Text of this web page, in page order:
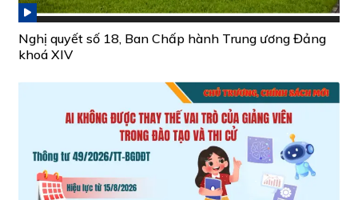
Nghị quyết số 18, Ban Chấp hành Trung ương Đảng
khoá XIV